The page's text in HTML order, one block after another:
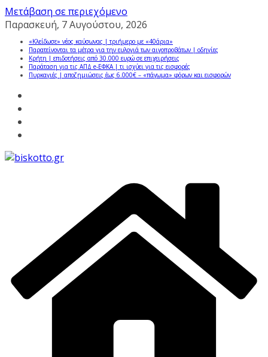
Μετάβαση σε περιεχόμενο
Παρασκευή, 7 Αυγούστου, 2026
«Κλείδωσε» νέος καύσωνας | τριήμερο με «40άρια»
Παρατείνονται τα μέτρα για την ευλογιά των αιγοπροβάτων | οδηγίες
Κρήτη | επιδοτήσεις από 30.000 ευρώ σε επιχειρήσεις
Παράταση για τις ΑΠΔ e-ΕΦΚΑ | τι ισχύει για τις εισφορές
Πυρκαγιές | αποζημιώσεις έως 6.000€ – «πάγωμα» φόρων και εισφορών